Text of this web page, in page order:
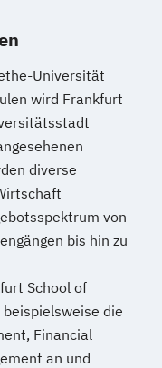
Universität
wird Frankfurt
diverse
von
bis hin zu
School of
die
Financial
an und